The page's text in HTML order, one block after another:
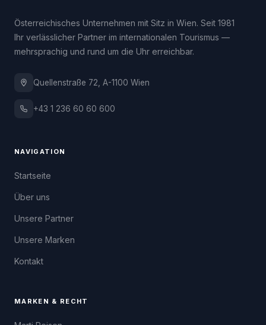
Österreichisches Unternehmen mit Sitz in Wien. Seit 1981
Ihr verlässlicher Partner im internationalen Tourismus —
mehrsprachig und rund um die Uhr erreichbar.
Quellenstraße 72, A-1100 Wien
+43 1 236 60 60 600
NAVIGATION
Startseite
Über uns
Unsere Partner
Unsere Marken
Kontakt
MARKEN & RECHT